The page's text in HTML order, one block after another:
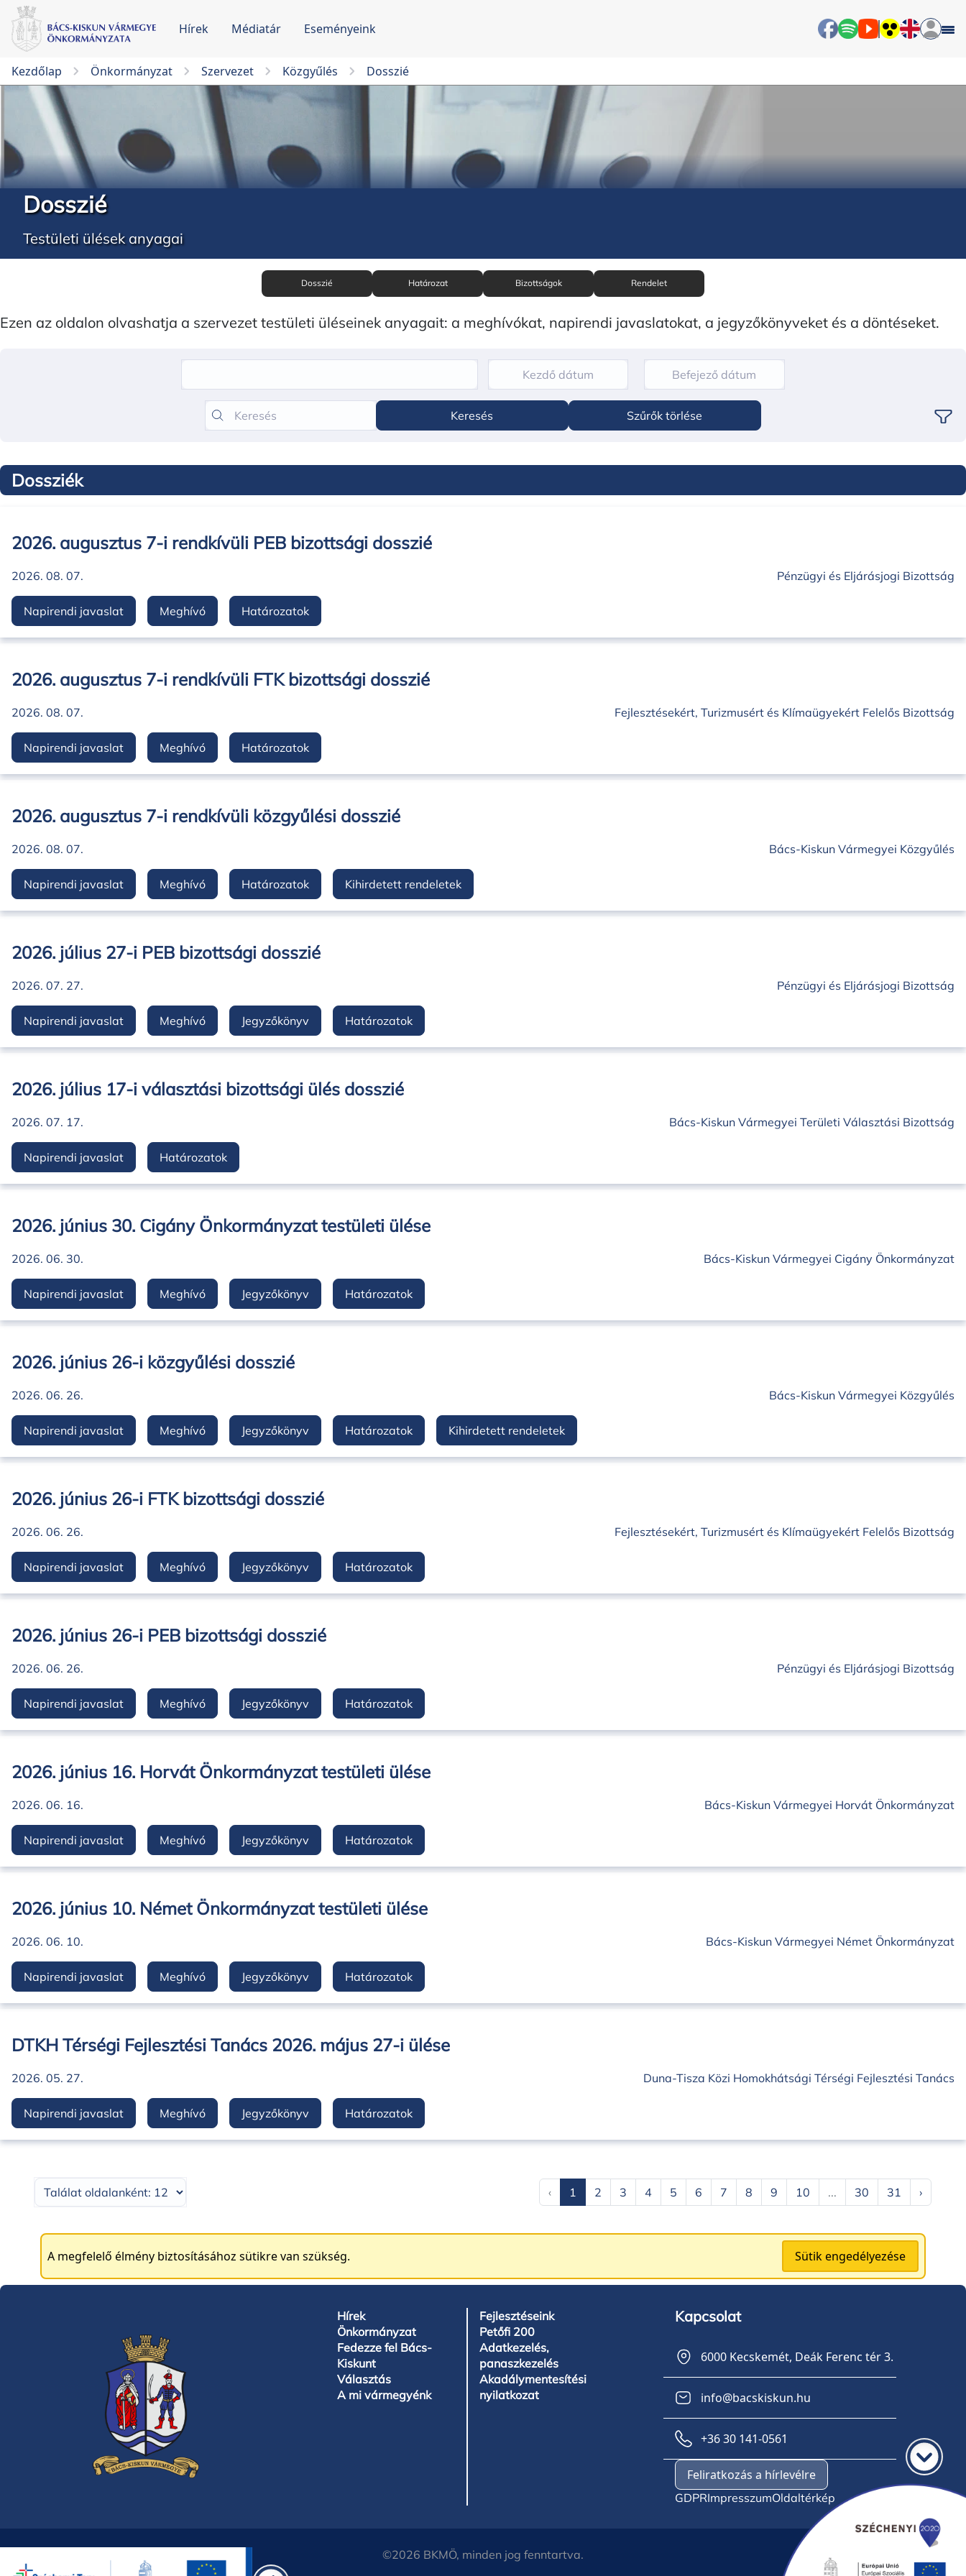
Hírek Médiatár Eseményeink
Kezdőlap Önkormányzat Szervezet Közgyűlés Dosszié
Dosszié
Testületi ülések anyagai
Dosszié Határozat Bizottságok Rendelet
Ezen az oldalon olvashatja a szervezet testületi üléseinek anyagait: a meghívókat, napirendi javaslatokat, a jegyzőkönyveket és a döntéseket.
Keresés Keresés Szűrők törlése
Dossziék
2026. augusztus 7-i rendkívüli PEB bizottsági dosszié
2026. 08. 07. Pénzügyi és Eljárásjogi Bizottság
Napirendi javaslat Meghívó Határozatok
2026. augusztus 7-i rendkívüli FTK bizottsági dosszié
2026. 08. 07. Fejlesztésekért, Turizmusért és Klímaügyekért Felelős Bizottság
Napirendi javaslat Meghívó Határozatok
2026. augusztus 7-i rendkívüli közgyűlési dosszié
2026. 08. 07. Bács-Kiskun Vármegyei Közgyűlés
Napirendi javaslat Meghívó Határozatok Kihirdetett rendeletek
2026. július 27-i PEB bizottsági dosszié
2026. 07. 27. Pénzügyi és Eljárásjogi Bizottság
Napirendi javaslat Meghívó Jegyzőkönyv Határozatok
2026. július 17-i választási bizottsági ülés dosszié
2026. 07. 17. Bács-Kiskun Vármegyei Területi Választási Bizottság
Napirendi javaslat Határozatok
2026. június 30. Cigány Önkormányzat testületi ülése
2026. 06. 30. Bács-Kiskun Vármegyei Cigány Önkormányzat
Napirendi javaslat Meghívó Jegyzőkönyv Határozatok
2026. június 26-i közgyűlési dosszié
2026. 06. 26. Bács-Kiskun Vármegyei Közgyűlés
Napirendi javaslat Meghívó Jegyzőkönyv Határozatok Kihirdetett rendeletek
2026. június 26-i FTK bizottsági dosszié
2026. 06. 26. Fejlesztésekért, Turizmusért és Klímaügyekért Felelős Bizottság
Napirendi javaslat Meghívó Jegyzőkönyv Határozatok
2026. június 26-i PEB bizottsági dosszié
2026. 06. 26. Pénzügyi és Eljárásjogi Bizottság
Napirendi javaslat Meghívó Jegyzőkönyv Határozatok
2026. június 16. Horvát Önkormányzat testületi ülése
2026. 06. 16. Bács-Kiskun Vármegyei Horvát Önkormányzat
Napirendi javaslat Meghívó Jegyzőkönyv Határozatok
2026. június 10. Német Önkormányzat testületi ülése
2026. 06. 10. Bács-Kiskun Vármegyei Német Önkormányzat
Napirendi javaslat Meghívó Jegyzőkönyv Határozatok
DTKH Térségi Fejlesztési Tanács 2026. május 27-i ülése
2026. 05. 27. Duna-Tisza Közi Homokhátsági Térségi Fejlesztési Tanács
Napirendi javaslat Meghívó Jegyzőkönyv Határozatok
‹ 1 2 3 4 5 6 7 8 9 10 ... 30 31 ›
A megfelelő élmény biztosításához sütikre van szükség. Sütik engedélyezése
Hírek
Önkormányzat
Fedezze fel Bács-
Kiskunt
Választás
A mi vármegyénk
Fejlesztéseink
Petőfi 200
Adatkezelés,
panaszkezelés
Akadálymentesítési
nyilatkozat
Kapcsolat
6000 Kecskemét, Deák Ferenc tér 3.
info@bacskiskun.hu
+36 30 141-0561
Feliratkozás a hírlevélre
GDPRImpresszumOldaltérkép
©2026 BKMÖ, minden jog fenntartva.